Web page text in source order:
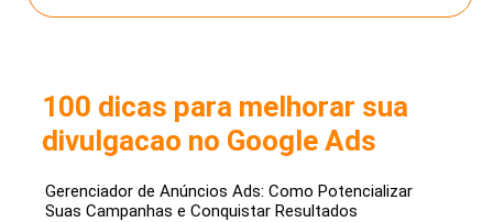
100 dicas para melhorar sua
divulgacao no Google Ads
Gerenciador de Anúncios Ads: Como Potencializar
Suas Campanhas e Conquistar Resultados